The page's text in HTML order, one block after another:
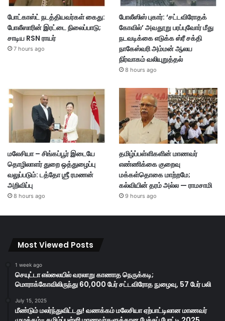
போட்காஸ்ட் நடத்தியவர்கள் கைது:
போலீஸாரின் இரட்டை நிலைப்பாடு;
சாடிய RSN ராயர்
7 hours ago
போலீஸிஸ் புகார்: ‘சட்டவிரோதக்
கோவில்’ அவதூறு பரப்புவோர் மீது
நடவடிக்கை எடுக்க ஸ்ரீ சக்தி
நாகேஸ்வரி அம்மன் ஆலய
நிர்வாகம் வலியுறுத்தல்
8 hours ago
மலேசியா – சிங்கப்பூர் இடையே
தொழிலாளர் துறை ஒத்துழைப்பு
வலுப்படும்: டத்தோ ஶ்ரீ ரமணன்
அறிவிப்பு
8 hours ago
தமிழ்ப்பள்ளிகளின் மாணவர்
எண்ணிக்கை குறைவு
மக்கள்தொகை மாற்றமே;
கல்வியின் தரம் அல்ல — ராமசாமி
9 hours ago
Most Viewed Posts
1 week ago
செயுட்டா எல்லையில் வரலாறு காணாத நெருக்கடி;
மொராக்கோவிலிருந்து 60,000 பேர் சட்டவிரோத நுழைவு, 57 பேர் பலி
July 15, 2025
மீண்டும் மலர்ந்துவிட்டது! வணக்கம் மலேசியா ஏற்பாட்டிலான மாணவர்